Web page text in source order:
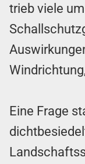
trieb viele
Eine Frage